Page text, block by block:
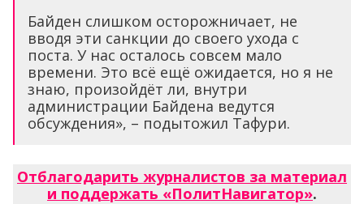
Байден слишком осторожничает, не
вводя эти санкции до своего ухода с
поста. У нас осталось совсем мало
времени. Это всё ещё ожидается, но я не
знаю, произойдёт ли, внутри
администрации Байдена ведутся
обсуждения», – подытожил Тафури.
Отблагодарить журналистов за материал
и поддержать «ПолитНавигатор».